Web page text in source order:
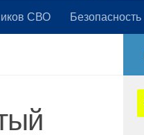
СВО Безопасность